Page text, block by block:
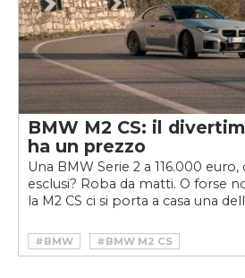
BMW M2 CS: il
ha un prezzo
Una BMW Serie 2 a 116.000
esclusi? Roba da matti. O forse
la M2 CS ci si porta a casa una
#BMW #BMW M2 CS